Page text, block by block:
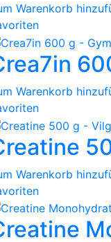
Warenkorb
Warenkorb
Warenkorb